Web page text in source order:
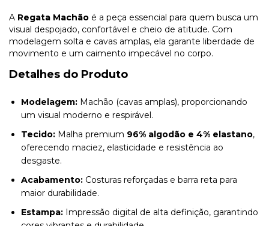
A Regata Machão é a peça essencial para quem busca um
visual despojado, confortável e cheio de atitude. Com
modelagem solta e cavas amplas, ela garante liberdade de
movimento e um caimento impecável no corpo.
Detalhes do Produto
Modelagem: Machão (cavas amplas), proporcionando
um visual moderno e respirável.
Tecido: Malha premium 96% algodão e 4% elastano,
oferecendo maciez, elasticidade e resistência ao
desgaste.
Acabamento: Costuras reforçadas e barra reta para
maior durabilidade.
Estampa: Impressão digital de alta definição, garantindo